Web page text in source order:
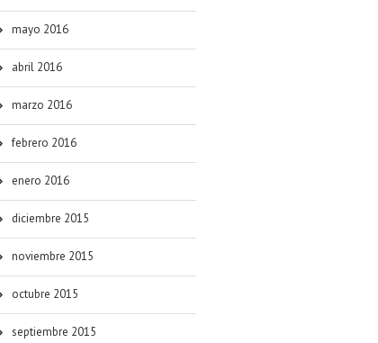
mayo 2016
abril 2016
marzo 2016
febrero 2016
enero 2016
diciembre 2015
noviembre 2015
octubre 2015
septiembre 2015